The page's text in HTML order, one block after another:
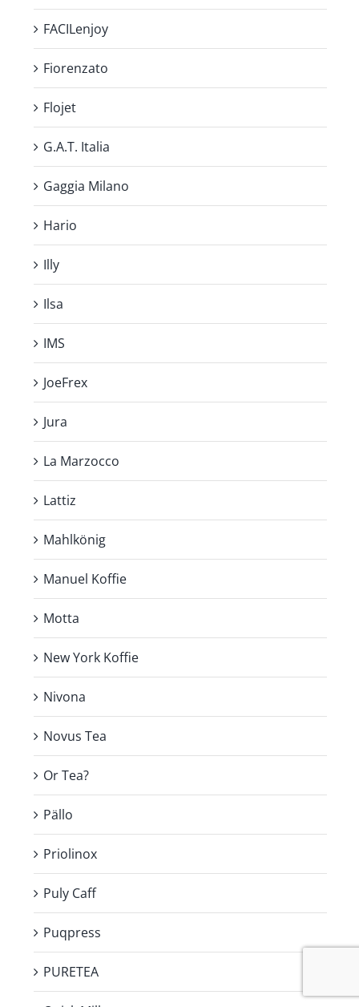
FACILenjoy
Fiorenzato
Flojet
G.A.T. Italia
Gaggia Milano
Hario
Illy
Ilsa
IMS
JoeFrex
Jura
La Marzocco
Lattiz
Mahlkönig
Manuel Koffie
Motta
New York Koffie
Nivona
Novus Tea
Or Tea?
Pällo
Priolinox
Puly Caff
Puqpress
PURETEA